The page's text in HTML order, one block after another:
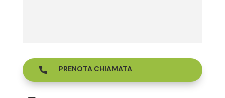
 PRENOTA CHIAMATA